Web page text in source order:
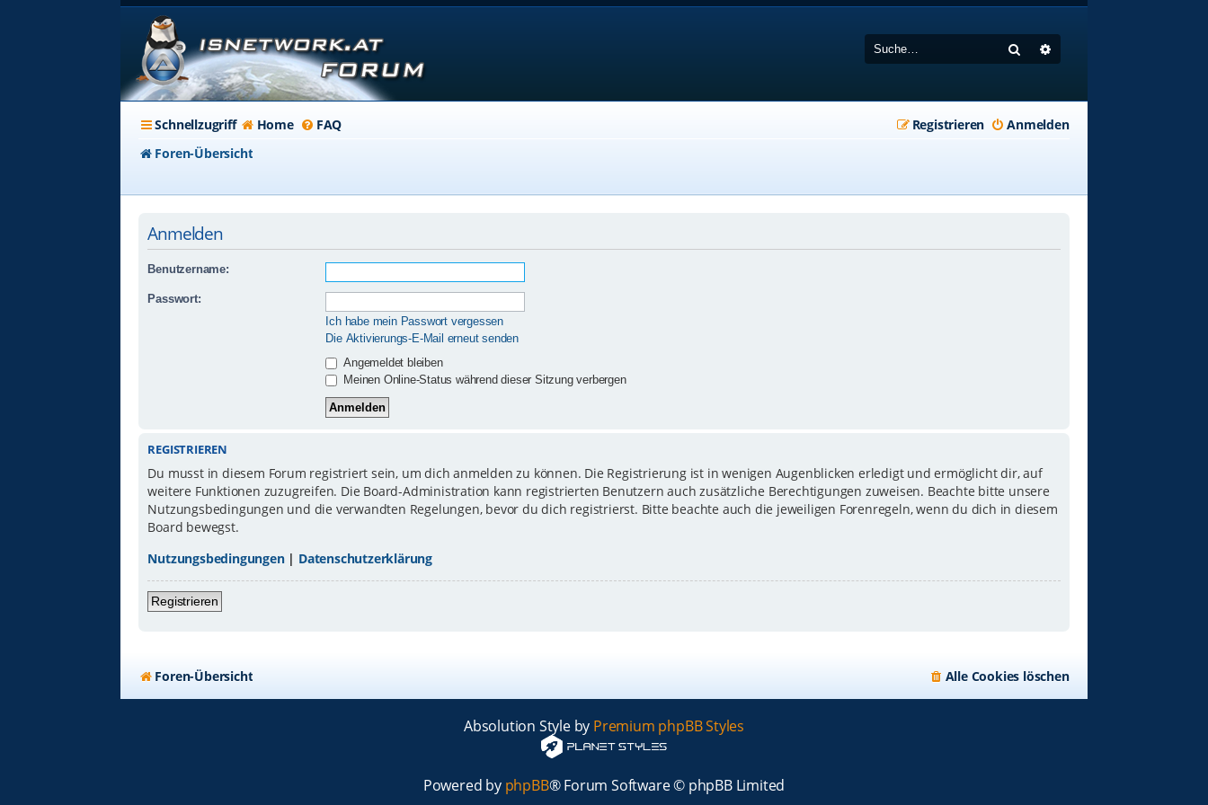
Suche
Schnellzugriff Home FAQ Anmelden
Registrieren
Foren-Übersicht
Anmelden
Benutzername:
Passwort:
Ich habe mein Passwort vergessen
Die Aktivierungs-E-Mail erneut senden
Angemeldet bleiben
Meinen Online-Status während dieser Sitzung verbergen
REGISTRIEREN
Du musst in diesem Forum registriert sein, um dich anmelden zu können. Die Registrierung ist in wenigen Augenblicken erledigt und ermöglicht dir, auf
weitere Funktionen zuzugreifen. Die Board-Administration kann registrierten Benutzern auch zusätzliche Berechtigungen zuweisen. Beachte bitte unsere
Nutzungsbedingungen und die verwandten Regelungen, bevor du dich registrierst. Bitte beachte auch die jeweiligen Forenregeln, wenn du dich in diesem
Board bewegst.
Nutzungsbedingungen| Datenschutzerklärung
Registrieren
Foren-Übersicht Alle Cookies löschen
Absolution Style by Premium phpBB Styles
Powered by phpBB® Forum Software © phpBB Limited